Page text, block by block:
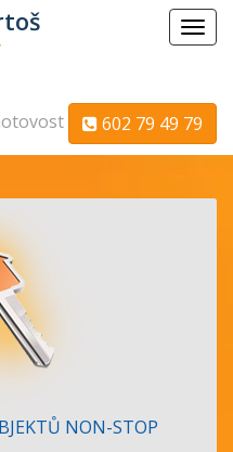
Menu
602 79 49 79
NON-STOP